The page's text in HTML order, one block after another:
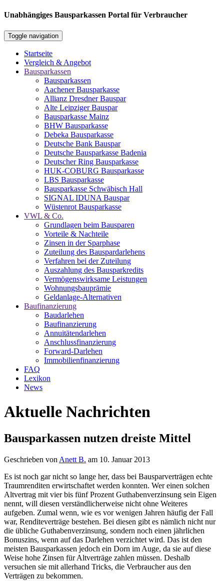
Unabhängiges Bausparkassen Portal für Verbraucher
Toggle navigation
Startseite
Vergleich & Angebot
Bausparkassen
Bausparkassen
Aachener Bausparkasse
Allianz Dresdner Bauspar
Alte Leipziger Bauspar
Bausparkasse Mainz
BHW Bausparkasse
Debeka Bausparkasse
Deutsche Bank Bauspar
Deutsche Bausparkasse Badenia
Deutscher Ring Bausparkasse
HUK-COBURG Bausparkasse
LBS Bausparkasse
Bausparkasse Schwäbisch Hall
SIGNAL IDUNA Bauspar
Wüstenrot Bausparkasse
VWL & Co.
Grundlagen beim Bausparen
Vorteile & Nachteile
Zinsen in der Sparphase
Zuteilung des Bauspardarlehens
Verfahren bei der Zuteilung
Auszahlung des Bausparkredits
Vermögenswirksame Leistungen
Wohnungsbauprämie
Geldanlage-Alternativen
Baufinanzierung
Baudarlehen
Baufinanzierung
Annuitätendarlehen
Anschlussfinanzierung
Forward-Darlehen
Immobilienfinanzierung
FAQ
Lexikon
News
Aktuelle Nachrichten
Bausparkassen nutzen dreiste Mittel
Geschrieben von Anett B. am 10. Januar 2013
Es ist noch gar nicht so lange her, dass bei Bausparverträgen echte
Traumrenditen erwirtschaftet werden konnten. Wer einen solchen
Altvertrag mit vier bis fünf Prozent Guthabenverzinsung sein Eigen
nennt, will diesen verständlicherweise nicht ohne Weiteres
aufgeben. Zumal wenn, wie es vor wenigen Jahren häufig der Fall
war, Renditeverträge bestehen. Bei diesen gibt es nämlich nicht nur
die übliche Guthabenverzinsung, sondern noch einen jährlichen
Bonuszins, wenn auf das Darlehen verzichtet wird. Das ist den
meisten Bausparkassen jedoch ein Dorn im Auge, da sie auf diese
Weise hohe Zinsen für Altverträge zahlen müssen. Deshalb
versuchen sie mit allerhand Tricks, die Verbraucher aus den
Verträgen zu bekommen.